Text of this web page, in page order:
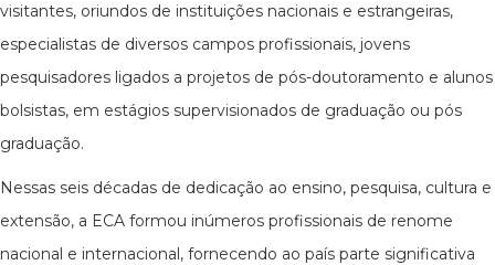
visitantes, oriundos de instituições nacionais e estrangeiras,
especialistas de diversos campos profissionais, jovens
pesquisadores ligados a projetos de pós-doutoramento e alunos
bolsistas, em estágios supervisionados de graduação ou pós
graduação.
Nessas seis décadas de dedicação ao ensino, pesquisa, cultura e
extensão, a ECA formou inúmeros profissionais de renome
nacional e internacional, fornecendo ao país parte significativa